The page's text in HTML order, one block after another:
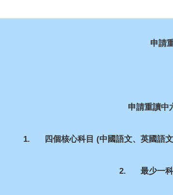
申請
申請重讀中
1. 四個核心科目 (中國語文、英國語文
2. 最少一科